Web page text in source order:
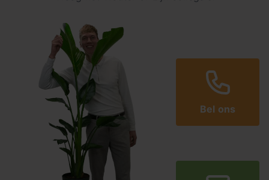
Bel ons